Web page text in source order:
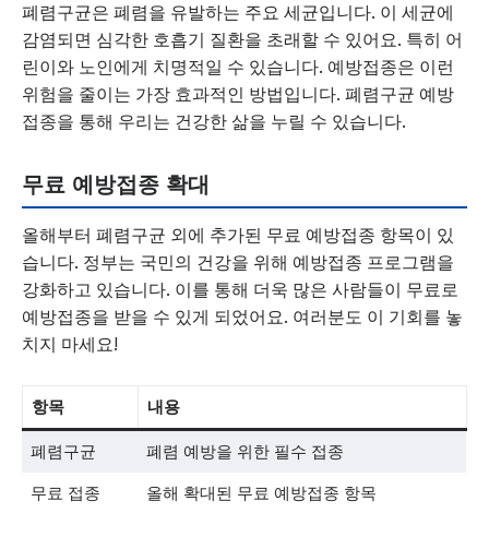
폐렴구균은 폐렴을 유발하는 주요 세균입니다. 이 세균에
감염되면 심각한 호흡기 질환을 초래할 수 있어요. 특히 어
린이와 노인에게 치명적일 수 있습니다. 예방접종은 이런
위험을 줄이는 가장 효과적인 방법입니다. 폐렴구균 예방
접종을 통해 우리는 건강한 삶을 누릴 수 있습니다.
무료 예방접종 확대
올해부터 폐렴구균 외에 추가된 무료 예방접종 항목이 있
습니다. 정부는 국민의 건강을 위해 예방접종 프로그램을
강화하고 있습니다. 이를 통해 더욱 많은 사람들이 무료로
예방접종을 받을 수 있게 되었어요. 여러분도 이 기회를 놓
치지 마세요!
항목 내용
폐렴구균 폐렴 예방을 위한 필수 접종
무료 접종 올해 확대된 무료 예방접종 항목